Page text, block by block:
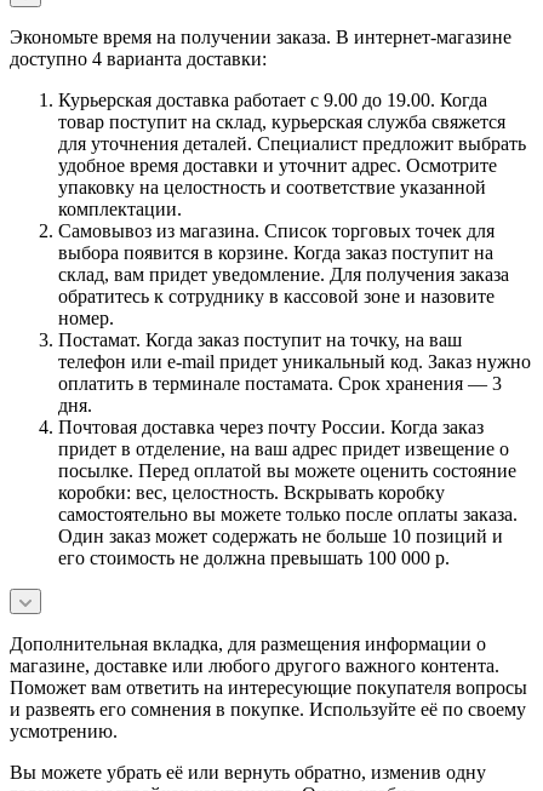
Экономьте время на получении заказа. В интернет-магазине
доступно 4 варианта доставки:
Курьерская доставка работает с 9.00 до 19.00. Когда
товар поступит на склад, курьерская служба свяжется
для уточнения деталей. Специалист предложит выбрать
удобное время доставки и уточнит адрес. Осмотрите
упаковку на целостность и соответствие указанной
комплектации.
Самовывоз из магазина. Список торговых точек для
выбора появится в корзине. Когда заказ поступит на
склад, вам придет уведомление. Для получения заказа
обратитесь к сотруднику в кассовой зоне и назовите
номер.
Постамат. Когда заказ поступит на точку, на ваш
телефон или e-mail придет уникальный код. Заказ нужно
оплатить в терминале постамата. Срок хранения — 3
дня.
Почтовая доставка через почту России. Когда заказ
придет в отделение, на ваш адрес придет извещение о
посылке. Перед оплатой вы можете оценить состояние
коробки: вес, целостность. Вскрывать коробку
самостоятельно вы можете только после оплаты заказа.
Один заказ может содержать не больше 10 позиций и
его стоимость не должна превышать 100 000 р.
Дополнительная вкладка, для размещения информации о
магазине, доставке или любого другого важного контента.
Поможет вам ответить на интересующие покупателя вопросы
и развеять его сомнения в покупке. Используйте её по своему
усмотрению.
Вы можете убрать её или вернуть обратно, изменив одну